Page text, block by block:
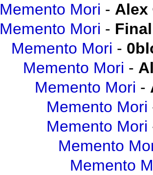
Memento Mori - Alex
Memento Mori -
Memento Mori -
Memento Mori -
Memento Mori -
Memento Mori
Memento Mori
Memento
Memento